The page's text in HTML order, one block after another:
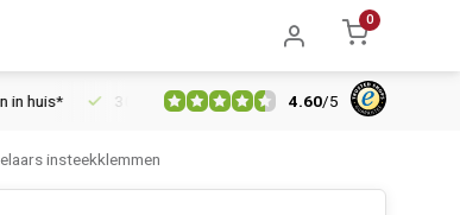
0
30 dagen retourrecht Vertrouwd online sinds
4.60/5
insteekklemmen